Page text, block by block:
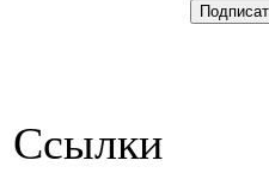
Ссылки